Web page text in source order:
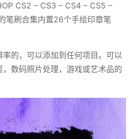
CS2 – CS3 – CS4 – CS5 –
笔刷合集内置26个手绘印章笔
的，可以添加到任何项目。可以
数码照片处理，游戏或艺术品的